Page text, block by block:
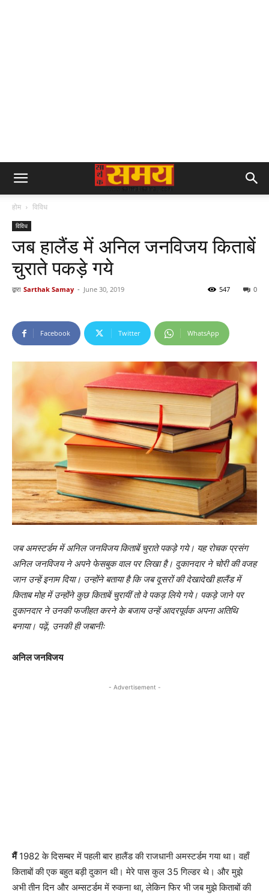
होम विविध
विविध
जब हालैंड में अनिल जनविजय किताबें
चुराते पकड़े गये
द्वारा Sarthak Samay - June 30, 2019 0
547
Facebook Twitter WhatsApp
जब अमस्टर्डम में अनिल जनविजय किताबें चुराते पकड़े गये। यह रोचक प्रसंग
अनिल जनविजय ने अपने फेसबुक वाल पर लिखा है। दुकानदार ने चोरी की वजह
जान उन्हें इनाम दिया। उन्होंने बताया है कि जब दूसरों की देखादेखी हालैंड में
किताब मोह में उन्होंने कुछ किताबें चुरायीं तो वे पकड़ लिये गये। पकड़े जाने पर
दुकानदार ने उनकी फजीहत करने के बजाय उन्हें आदरपूर्वक अपना अतिथि
बनाया। पढ़ें, उनकी ही जबानीः
अनिल जनविजय
- Advertisement -
मैं1982 के दिसम्बर में पहली बार हालैंड की राजधानी अमस्टर्डम गया था। वहाँ
किताबों की एक बहुत बड़ी दुकान थी। मेरे पास कुल 35 गिल्डर थे। और मुझे
अभी तीन दिन और अम्सटर्डम में रुकना था, लेकिन फिर भी जब मुझे किताबों की